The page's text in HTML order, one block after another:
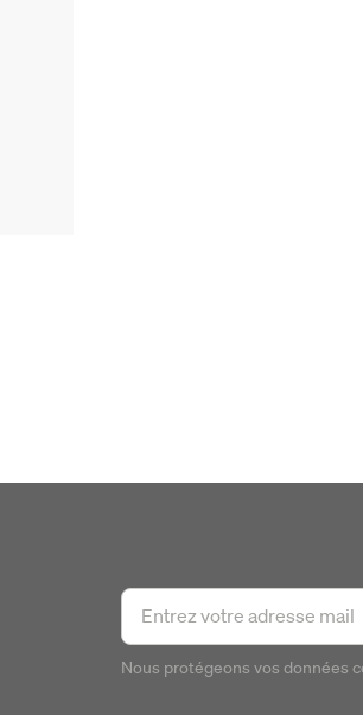
Nous protégeons vos données